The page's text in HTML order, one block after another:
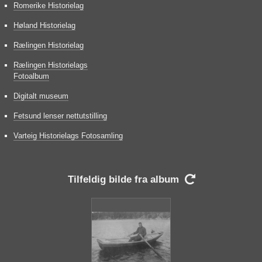
Romerike Historielag
Høland Historielag
Rælingen Historielag
Rælingen Historielags
Fotoalbum
Digitalt museum
Fetsund lenser nettutstilling
Varteig Historielags Fotosamling
Tilfeldig bilde fra album 